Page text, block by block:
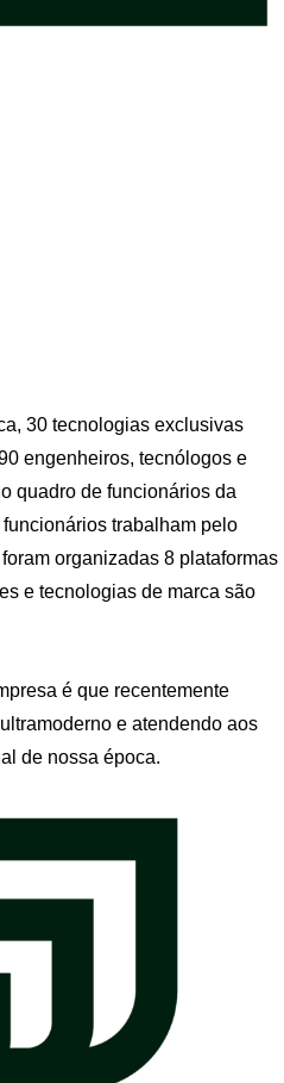
30 tecnologias exclusivas
engenheiros, tecnólogos e
quadro de funcionários da
trabalham pelo
organizadas 8 plataformas
e tecnologias de marca são
é que recentemente
e atendendo aos
de nossa época.